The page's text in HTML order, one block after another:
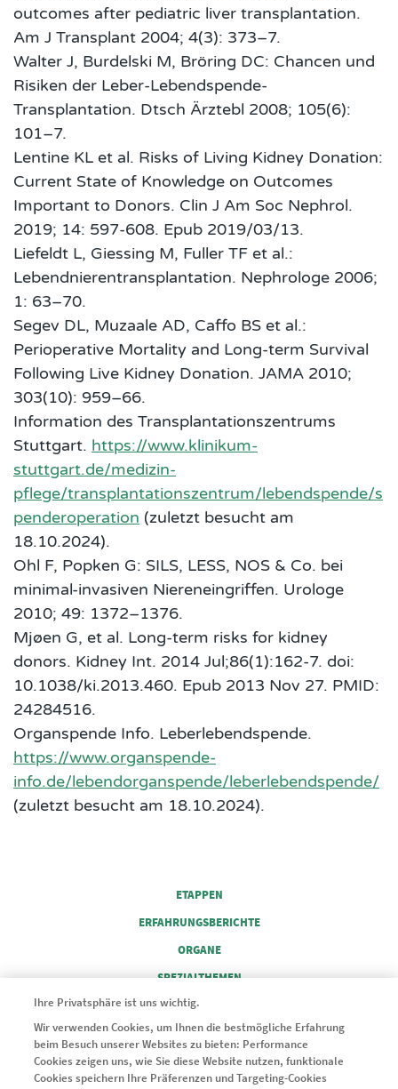
outcomes after pediatric liver transplantation.
Am J Transplant 2004; 4(3): 373–7.
Walter J, Burdelski M, Bröring DC: Chancen und
Risiken der Leber-Lebendspende-
Transplantation. Dtsch Ärztebl 2008; 105(6):
101–7.
Lentine KL et al. Risks of Living Kidney Donation:
Current State of Knowledge on Outcomes
Important to Donors. Clin J Am Soc Nephrol.
2019; 14: 597-608. Epub 2019/03/13.
Liefeldt L, Giessing M, Fuller TF et al.:
Lebendnierentransplantation. Nephrologe 2006;
1: 63–70.
Segev DL, Muzaale AD, Caffo BS et al.:
Perioperative Mortality and Long-term Survival
Following Live Kidney Donation. JAMA 2010;
303(10): 959–66.
Information des Transplantationszentrums
Stuttgart. https://www.klinikum-
stuttgart.de/medizin-
pflege/transplantationszentrum/lebendspende/s
penderoperation (zuletzt besucht am
18.10.2024).
Ohl F, Popken G: SILS, LESS, NOS & Co. bei
minimal-invasiven Niereneingriffen. Urologe
2010; 49: 1372–1376.
Mjøen G, et al. Long-term risks for kidney
donors. Kidney Int. 2014 Jul;86(1):162-7. doi:
10.1038/ki.2013.460. Epub 2013 Nov 27. PMID:
24284516.
Organspende Info. Leberlebendspende.
https://www.organspende-
info.de/lebendorganspende/leberlebendspende/
(zuletzt besucht am 18.10.2024).
ETAPPEN
ERFAHRUNGSBERICHTE
ORGANE
SPEZIALTHEMEN
SERVICE
© 2024 Novartis Pharma GmbH
Ihre Privatsphäre ist uns wichtig.
Wir verwenden Cookies, um Ihnen die bestmögliche Erfahrung
beim Besuch unserer Websites zu bieten: Performance
Cookies zeigen uns, wie Sie diese Website nutzen, funktionale
Cookies speichern Ihre Präferenzen und Targeting-Cookies